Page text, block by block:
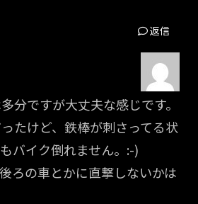
返信
分ですが大丈夫な感じです。
たけど、鉄棒が刺さってる状
バイク倒れません。:-)
ろの車とかに直撃しないかは